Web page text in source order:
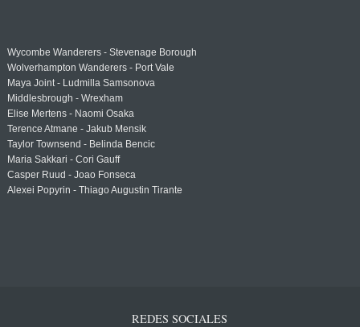
Wycombe Wanderers - Stevenage Borough
Wolverhampton Wanderers - Port Vale
Maya Joint - Ludmilla Samsonova
Middlesbrough - Wrexham
Elise Mertens - Naomi Osaka
Terence Atmane - Jakub Mensik
Taylor Townsend - Belinda Bencic
Maria Sakkari - Cori Gauff
Casper Ruud - Joao Fonseca
Alexei Popyrin - Thiago Augustin Tirante
REDES SOCIALES